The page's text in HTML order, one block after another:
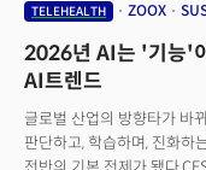
TELEHEALTH ZOOX
2026년 AI는 '기능'
AI트렌드
글로벌 산업의 방향타가 바
판단하고, 학습하며, 진화